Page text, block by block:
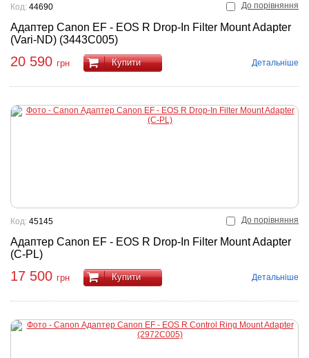
До порівняння
Адаптер Canon EF - EOS R Drop-In Filter Mount Adapter
(Vari-ND) (3443C005)
Код: 44690
20 590 грн Купити Детальніше
До порівняння
Адаптер Canon EF - EOS R Drop-In Filter Mount Adapter
(C-PL)
Код: 45145
17 500 грн Купити Детальніше